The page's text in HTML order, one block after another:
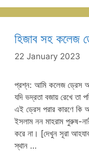
হিজাব সহ কলেজ
22 January 2023
প্রশ্ন: আমি কলেজ ড্রেস
যদি ভদ্রতা বজায় রেখে তা
এই ড্রেস পরার কারণে কি
ইসলাম নন মাহরাম পুরুষ-
করে না। [দেখুন সূরা
স্থান …